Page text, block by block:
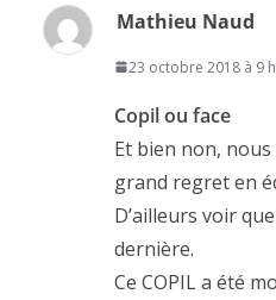
Mathieu Naud
23 octobre 2018 à 9
Copil ou face
Et bien non,
grand regret en
D’ailleurs voir
dernière.
Ce COPIL a été